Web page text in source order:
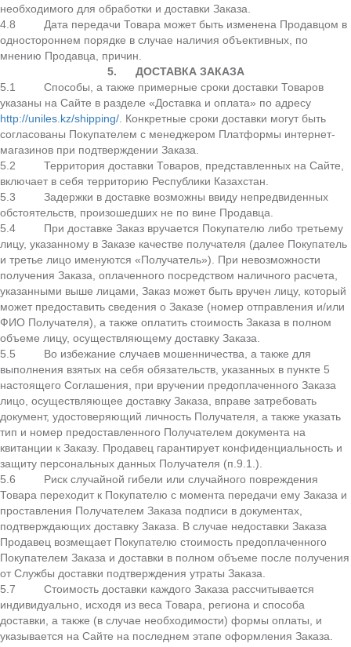
необходимого для обработки и доставки Заказа.
4.8 Дата передачи Товара может быть изменена Продавцом в
одностороннем порядке в случае наличия объективных, по
мнению Продавца, причин.
5. ДОСТАВКА ЗАКАЗА
5.1 Способы, а также примерные сроки доставки Товаров
указаны на Сайте в разделе «Доставка и оплата» по адресу
http://uniles.kz/shipping/ . Конкретные сроки доставки могут быть
согласованы Покупателем с менеджером Платформы интернет-
магазинов при подтверждении Заказа.
5.2 Территория доставки Товаров, представленных на Сайте,
включает в себя территорию Республики Казахстан.
5.3 Задержки в доставке возможны ввиду непредвиденных
обстоятельств, произошедших не по вине Продавца.
5.4 При доставке Заказ вручается Покупателю либо третьему
лицу, указанному в Заказе качестве получателя (далее Покупатель
и третье лицо именуются «Получатель»). При невозможности
получения Заказа, оплаченного посредством наличного расчета,
указанными выше лицами, Заказ может быть вручен лицу, который
может предоставить сведения о Заказе (номер отправления и/или
ФИО Получателя), а также оплатить стоимость Заказа в полном
объеме лицу, осуществляющему доставку Заказа.
5.5 Во избежание случаев мошенничества, а также для
выполнения взятых на себя обязательств, указанных в пункте 5
настоящего Соглашения, при вручении предоплаченного Заказа
лицо, осуществляющее доставку Заказа, вправе затребовать
документ, удостоверяющий личность Получателя, а также указать
тип и номер предоставленного Получателем документа на
квитанции к Заказу. Продавец гарантирует конфиденциальность и
защиту персональных данных Получателя (п.9.1.).
5.6 Риск случайной гибели или случайного повреждения
Товара переходит к Покупателю с момента передачи ему Заказа и
проставления Получателем Заказа подписи в документах,
подтверждающих доставку Заказа. В случае недоставки Заказа
Продавец возмещает Покупателю стоимость предоплаченного
Покупателем Заказа и доставки в полном объеме после получения
от Службы доставки подтверждения утраты Заказа.
5.7 Стоимость доставки каждого Заказа рассчитывается
индивидуально, исходя из веса Товара, региона и способа
доставки, а также (в случае необходимости) формы оплаты, и
указывается на Сайте на последнем этапе оформления Заказа.